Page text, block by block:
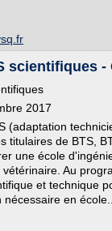
scientifiques -
2017
(adaptation
titulaires de BTS,
une école
Au
et technique
en école...